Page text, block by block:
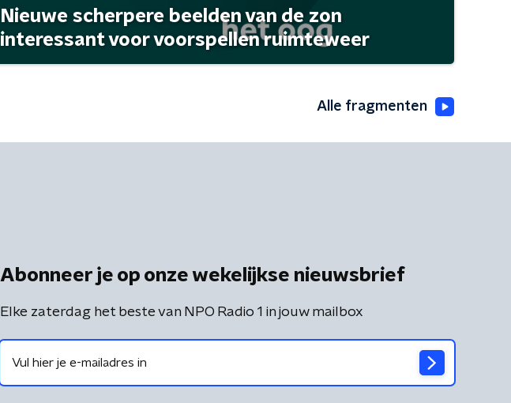
Nieuwe scherpere beelden van de zon
interessant voor voorspellen ruimteweer
Alle fragmenten
Abonneer je op onze wekelijkse nieuwsbrief
Elke zaterdag het beste van NPO Radio 1 in jouw mailbox